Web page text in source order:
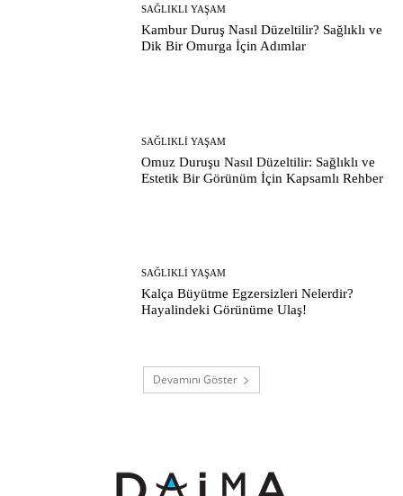
SAĞLIKLI YAŞAM
Kambur Duruş Nasıl Düzeltilir? Sağlıklı ve
Dik Bir Omurga İçin Adımlar
SAĞLIKLI YAŞAM
Omuz Duruşu Nasıl Düzeltilir: Sağlıklı ve
Estetik Bir Görünüm İçin Kapsamlı Rehber
SAĞLIKLI YAŞAM
Kalça Büyütme Egzersizleri Nelerdir?
Hayalindeki Görünüme Ulaş!
Devamını Göster